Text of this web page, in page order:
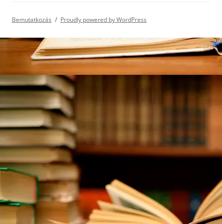
Bemutatkozás Proudly powered by WordPress